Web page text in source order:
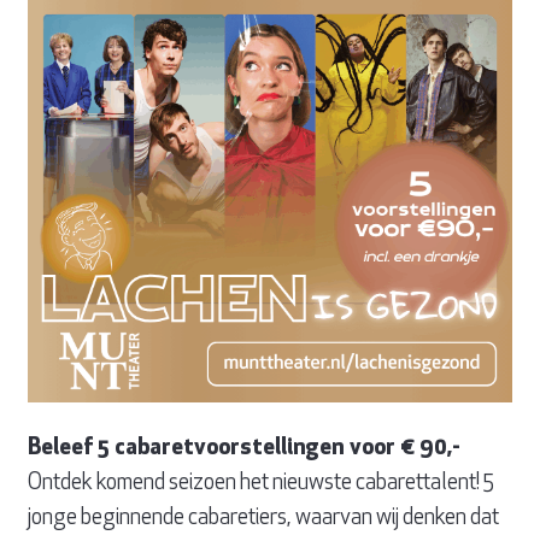
Beleef 5 cabaretvoorstellingen voor € 90,-
Ontdek komend seizoen het nieuwste cabarettalent! 5
jonge beginnende cabaretiers, waarvan wij denken dat